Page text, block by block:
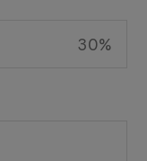
30%